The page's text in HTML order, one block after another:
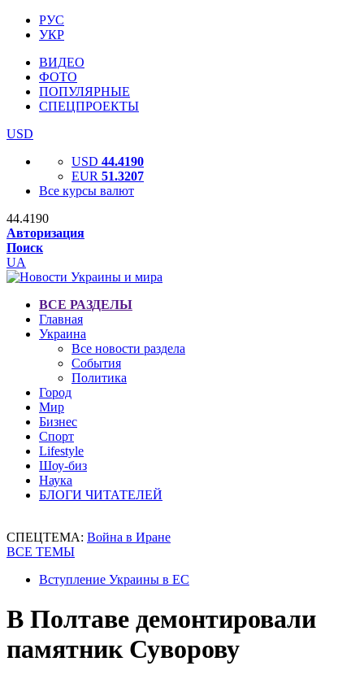
РУС
УКР
ВИДЕО
ФОТО
ПОПУЛЯРНЫЕ
СПЕЦПРОЕКТЫ
USD
USD 44.4190
EUR 51.3207
Все курсы валют
44.4190
Авторизация
Поиск
UA
ВСЕ РАЗДЕЛЫ
Главная
Украина
Все новости раздела
События
Политика
Город
Мир
Бизнес
Спорт
Lifestyle
Шоу-биз
Наука
БЛОГИ ЧИТАТЕЛЕЙ
СПЕЦТЕМА: Война в Иране
ВСЕ ТЕМЫ
Вступление Украины в ЕС
В Полтаве демонтировали
памятник Суворову